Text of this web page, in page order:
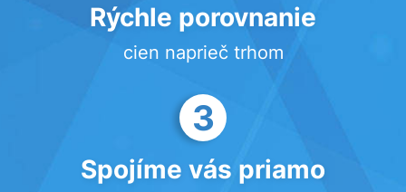
Rýchle porovnanie
cien naprieč trhom
3
Spojíme vás priamo